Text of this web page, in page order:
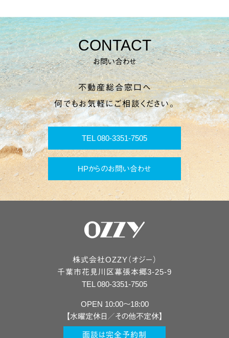
CONTACT
お問い合わせ
不動産総合窓口へ
何でもお気軽にご相談ください。
TEL 080-3351-7505
HPからのお問い合わせ
株式会社OZZY（オジー）
千葉市花見川区幕張本郷3-25-9
TEL 080-3351-7505
OPEN 10:00〜18:00
【水曜定休日／その他不定休】
面談は完全予約制